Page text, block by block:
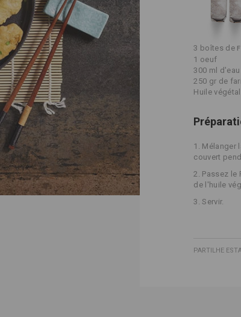
3 boîtes de
1 oeuf
300 ml
250 gr de
Huile
1. Mélanger
couvert
2. Passez le
de l'huile
3. Servir.
PARTILHE